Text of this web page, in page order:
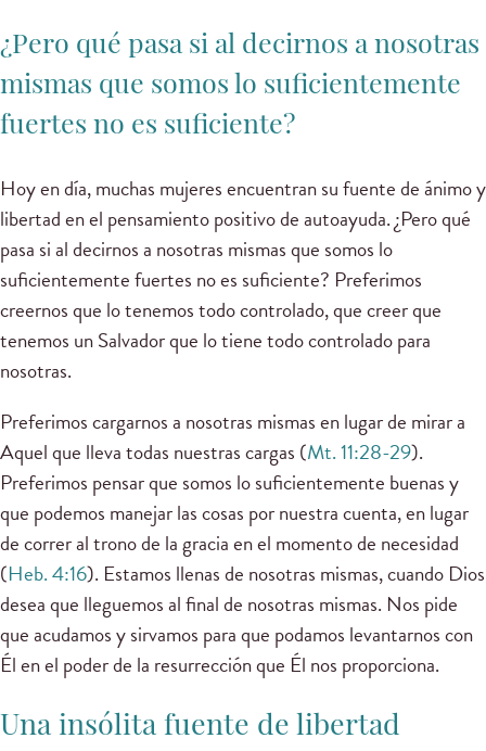
¿Pero qué pasa si al decirnos a nosotras
mismas que somos lo suficientemente
fuertes no es suficiente?
Hoy en día, muchas mujeres encuentran su fuente de ánimo y
libertad en el pensamiento positivo de autoayuda. ¿Pero qué
pasa si al decirnos a nosotras mismas que somos lo
suficientemente fuertes no es suficiente? Preferimos
creernos que lo tenemos todo controlado, que creer que
tenemos un Salvador que lo tiene todo controlado para
nosotras.
Preferimos cargarnos a nosotras mismas en lugar de mirar a
Aquel que lleva todas nuestras cargas (Mt. 11:28-29).
Preferimos pensar que somos lo suficientemente buenas y
que podemos manejar las cosas por nuestra cuenta, en lugar
de correr al trono de la gracia en el momento de necesidad
(Heb. 4:16). Estamos llenas de nosotras mismas, cuando Dios
desea que lleguemos al final de nosotras mismas. Nos pide
que acudamos y sirvamos para que podamos levantarnos con
Él en el poder de la resurrección que Él nos proporciona.
Una insólita fuente de libertad